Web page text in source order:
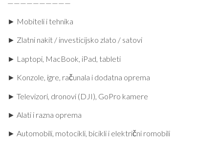
——————————
► Mobiteli i tehnika
► Zlatni nakit / investicijsko zlato / satovi
► Laptopi, MacBook, iPad, tableti
► Konzole, igre, računala i dodatna oprema
► Televizori, dronovi (DJI), GoPro kamere
► Alati i razna oprema
► Automobili, motocikli, bicikli i električni romobili